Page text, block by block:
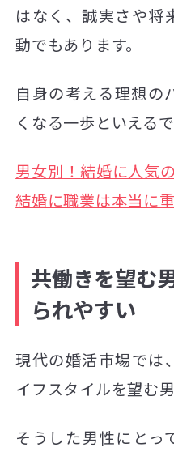
はなく、誠実さや将
動でもあります。
自身の考える理想の
くなる一歩といえるで
男女別！結婚に人気
結婚に職業は本当に
共働きを望む
られやすい
現代の婚活市場では
イフスタイルを望む
そうした男性にとっ